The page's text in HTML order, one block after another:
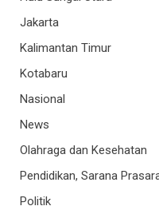
Jakarta
Kalimantan Timur
Kotabaru
Nasional
News
Olahraga dan Kesehatan
Pendidikan, Sarana
Politik